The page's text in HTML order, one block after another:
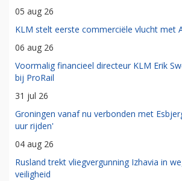
05 aug 26
KLM stelt eerste commerciële vlucht met
06 aug 26
Voormalig financieel directeur KLM Erik
bij ProRail
31 jul 26
Groningen vanaf nu verbonden met
uur rijden'
04 aug 26
Rusland trekt vliegvergunning Izhavia in
veiligheid